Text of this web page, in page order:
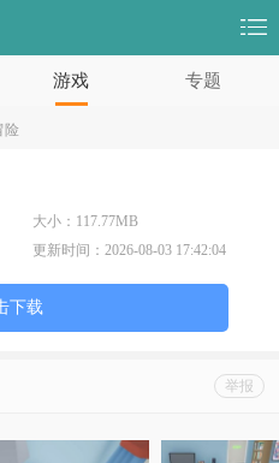
游戏 专题
险
大小： 117.77MB
更新时间：2026-08-03 17:42:04
下载
举报